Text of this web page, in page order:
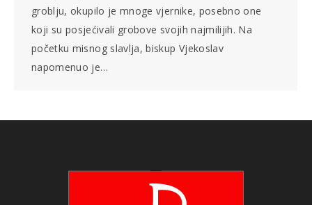
groblju, okupilo je mnoge vjernike, posebno one
koji su posjećivali grobove svojih najmilijih. Na
početku misnog slavlja, biskup Vjekoslav
napomenuo je…